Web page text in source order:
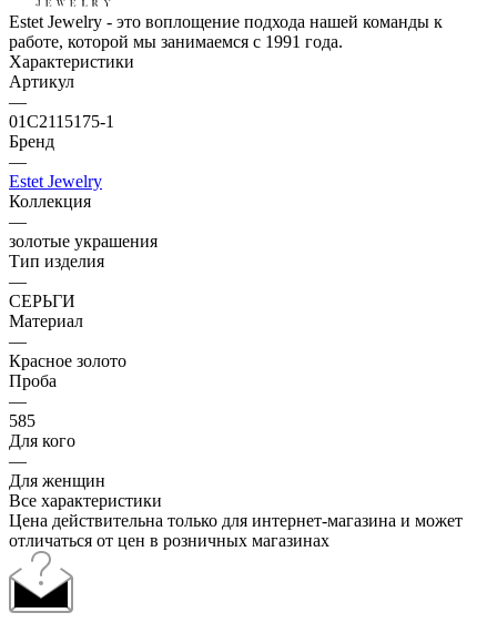
Estet Jewelry - это воплощение подхода нашей команды к
работе, которой мы занимаемся с 1991 года.
Характеристики
Артикул
—
01С2115175-1
Бренд
—
Estet Jewelry
Коллекция
—
золотые украшения
Тип изделия
—
СЕРЬГИ
Материал
—
Красное золото
Проба
—
585
Для кого
—
Для женщин
Все характеристики
Цена действительна только для интернет-магазина и может
отличаться от цен в розничных магазинах